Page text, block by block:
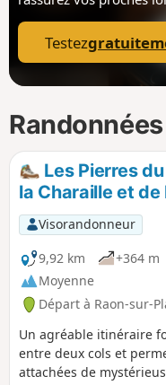
Testez
Les Pierres
la Charaille et de
Visorandonneur
9,92 km
+364 m
Moyenne
Départ à Raon-sur-
Un agréable itinéraire
entre deux cols et
attachées de